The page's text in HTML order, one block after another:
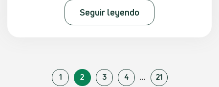
Seguir leyendo
1 2 3 4 ... 21